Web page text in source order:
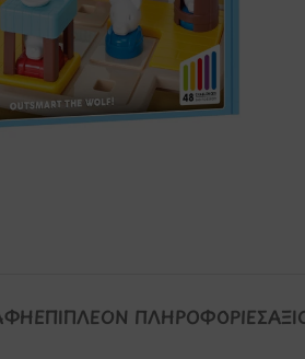
ΕΠΙΠΛΈΟΝ ΠΛΗΡΟΦΟΡΊΕΣ